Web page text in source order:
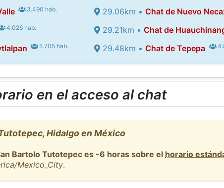
3.490 hab.
4.026 hab.
5.705 hab.
29.06km •Chat de Nuevo
29.21km •Chat de
29.48km •Chat de Tepepa
en el acceso al chat
Hidalgo en México
Bartolo Tutotepec es -6 horas sobre el horario
Mexico_City.